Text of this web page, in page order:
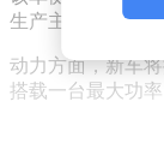
生产主体为“中国
动力方面，新车
搭载一台最大功率